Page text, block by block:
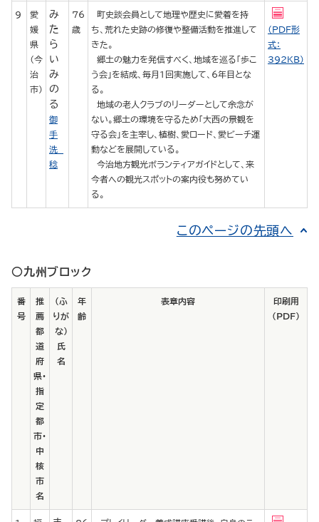
9
愛
媛
県
（今
治
市）
み
た
ら
い
み
の
る
御
手
洗
稔
76
歳
町史談会員として地理や歴史に愛着を持
ち、荒れた史跡の修復や整備活動を推進して
きた。
郷土の魅力を発信すべく、地域を巡る「歩こ
う会」を結成、毎月1回実施して、6年目とな
る。
地域の老人クラブのリーダーとして余念が
ない。郷土の環境を守るため「大西の景観を
守る会」を主宰し、植樹、愛ロード、愛ビーチ運
動などを展開している。
今治地方観光ボランティアガイドとして、来
今者への観光スポットの案内役も努めてい
る。
（PDF形
式：
392KB）
このページの先頭へ
○九州ブロック
番
号
推
薦
都
道
府
県・
指
定
都
市・
中
核
市
名
（ふ
りが
な）
氏
名
年
齢
表章内容
印刷用
（PDF）